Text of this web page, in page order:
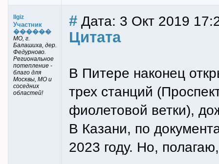
Ilgiz
Участник
������
МО, г.
Балашиха, дер.
Федурново.
Региональное
потепление -
благо для
Москвы, МО и
соседних
областей!
# Дата: 3 Окт 2019
Цитата
В Питере наконец
трех станций
фиолетовой ветки),
В Казани, по
2023 году. Но,